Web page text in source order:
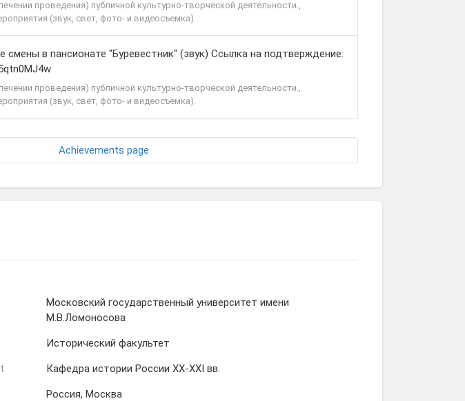
проведения) публичной культурно-творческой деятельности.,
(звук, свет, фото- и видеосъемка).
смены в пансионате "Буревестник" (звук) Ссылка на подтверждение:
проведения) публичной культурно-творческой деятельности.,
(звук, свет, фото- и видеосъемка).
Achievements page
Московский государственный университет имени
М.В.Ломоносова
Исторический факультет
Кафедра истории России XX-XXI вв.
Россия, Москва